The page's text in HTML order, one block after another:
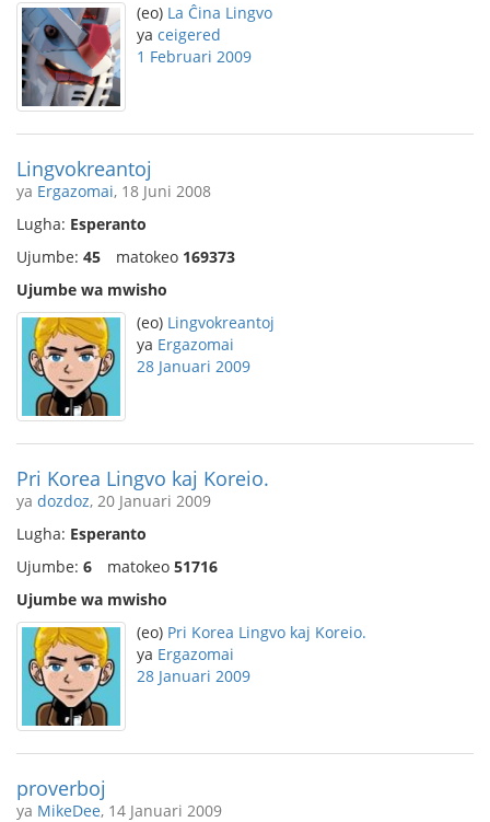
(eo) La Ĉina Lingvo
ya ceigered
1 Februari 2009
Lingvokreantoj
ya Ergazomai, 18 Juni 2008
Lugha: Esperanto
Ujumbe: 45 matokeo 169373
Ujumbe wa mwisho
(eo) Lingvokreantoj
ya Ergazomai
28 Januari 2009
Pri Korea Lingvo kaj Koreio.
ya dozdoz, 20 Januari 2009
Lugha: Esperanto
Ujumbe: 6 matokeo 51716
Ujumbe wa mwisho
(eo) Pri Korea Lingvo kaj Koreio.
ya Ergazomai
28 Januari 2009
proverboj
ya MikeDee, 14 Januari 2009